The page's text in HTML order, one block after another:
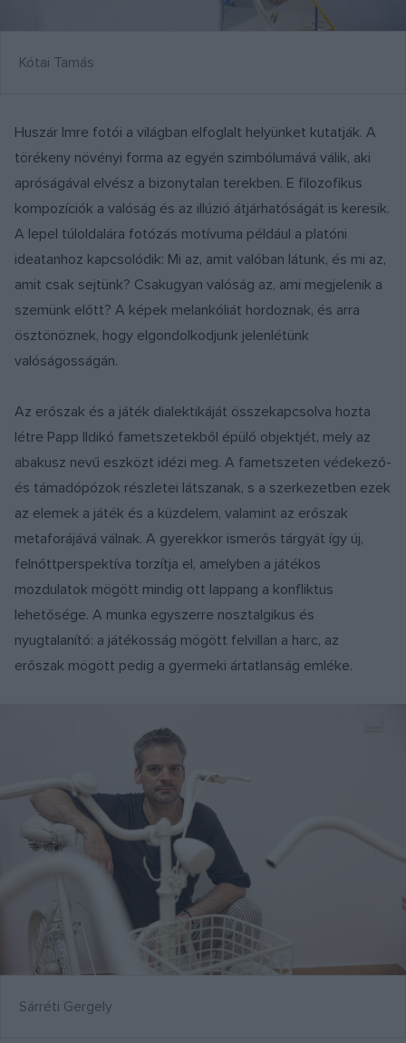
Kótai Tamás
Huszár Imre fotói a világban elfoglalt helyünket kutatják. A
törékeny növényi forma az egyén szimbólumává válik, aki
apróságával elvész a bizonytalan terekben. E filozofikus
kompozíciók a valóság és az illúzió átjárhatóságát is keresik.
A lepel túloldalára fotózás motívuma például a platóni
ideatanhoz kapcsolódik: Mi az, amit valóban látunk, és mi az,
amit csak sejtünk? Csakugyan valóság az, ami megjelenik a
szemünk előtt? A képek melankóliát hordoznak, és arra
ösztönöznek, hogy elgondolkodjunk jelenlétünk
valóságosságán.
Az erőszak és a játék dialektikáját összekapcsolva hozta
létre Papp Ildikó fametszetekből épülő objektjét, mely az
abakusz nevű eszközt idézi meg. A fametszeten védekező-
és támadópózok részletei látszanak, s a szerkezetben ezek
az elemek a játék és a küzdelem, valamint az erőszak
metaforájává válnak. A gyerekkor ismerős tárgyát így új,
felnőttperspektíva torzítja el, amelyben a játékos
mozdulatok mögött mindig ott lappang a konfliktus
lehetősége. A munka egyszerre nosztalgikus és
nyugtalanító: a játékosság mögött felvillan a harc, az
erőszak mögött pedig a gyermeki ártatlanság emléke.
Sárréti Gergely